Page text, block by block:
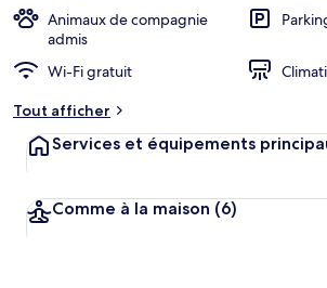
Animaux de compagnie
admis
Wi-Fi gratuit
Tout afficher
Services et équipements
Comme à la maison (6)